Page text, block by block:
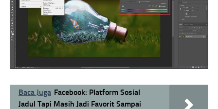
Baca Juga Facebook: Platform Sosial
Jadul Tapi Masih Jadi Favorit Sampai